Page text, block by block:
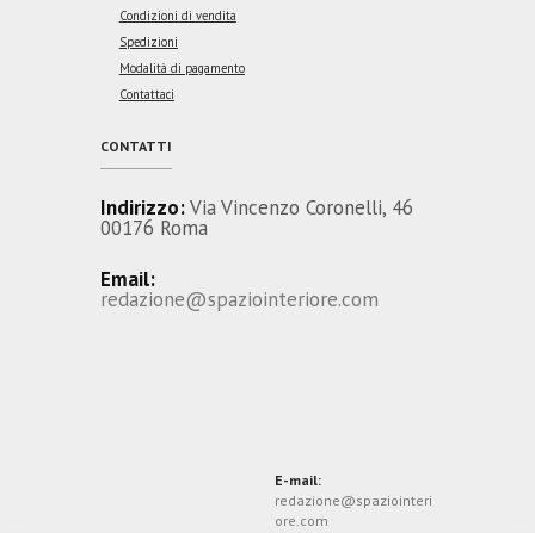
Condizioni di vendita
Spedizioni
Modalità di pagamento
Contattaci
CONTATTI
Indirizzo:Via Vincenzo Coronelli, 46
00176 Roma
Email:
redazione@spaziointeriore.com
E-mail:
redazione@spaziointeri
ore.com